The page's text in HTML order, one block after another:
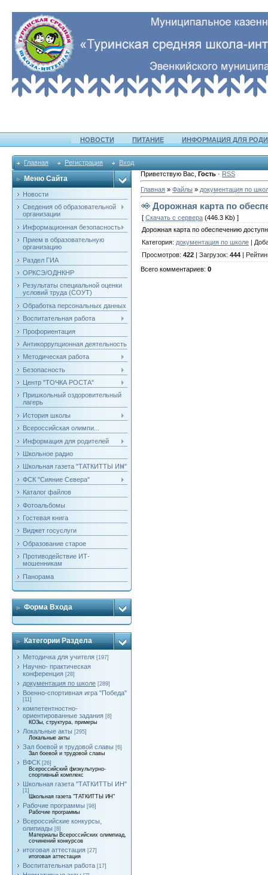
НОВОСТИ ПИТАНИЕ ИНФОРМАЦИЯ ДЛЯ
Главная Регистрация Вход
Меню Сайта
Новости
Сведения об образовательной
организации
Информационная безопасность
Прием в образовательную
организацию
Раздел ГИА
ОРКСЭ/ОДНКНР
Результаты специальной оценки
условий труда (СОУТ)
Обработка персональных данных
Воспитательная работа
Профориентация
Антикоррупционная деятельность
Методическая работа
Безопасность
Центр "ТОЧКА РОСТА"
Пришкольный оздоровительный
лагерь
История школы
Всероссийская олимпи...
Информация для родителей
Школьное радио
Школьная газета "ТАТКИТТЫ ИН"
ФСК "Сияние Севера"
Каталог файлов
Фотоальбомы
Гостевая книга
Виджет госуслуги
Образование старое
Противодействие ИТ-
мошенникам
Панорама
Форма Входа
Категории Раздела
Методичка для учителя [197]
Научно- практическая
конференция [28]
документация по школе [289]
Военно-спортивная игра "Победа"
[11]
компетентностно-
ориентированные задания [8]
КОЗы, структура, примеры
Локальные акты [295]
Локальные акты
Зал боевой и трудовой славы [6]
Зал боевой и трудовой славы
ВФСК [26]
Всероссийский физкультурно-
спортивный комплекс
Школьная газета "ТАТКИТТЫ ИН"
[1]
Школьная газета "ТАТКИТТЫ ИН"
Рабочие программы [98]
Рабочие программы
Всероссийские конкурсы,
олипиады [8]
Материалы Всероссийских олимпиад,
сочинений конкурсов
итоговая аттестация [27]
итоговая аттестация
Воспитательная работа [17]
Приветствую Вас Гость · RSS
Главная » Файлы » документация по
Дорожная карта по
[ Скачать с сервера (446.3 Kb) ]
Дорожная карта по обеспечению
Категория: документация по школе
Просмотров: 422 Загрузок: 444
Всего комментариев: 0